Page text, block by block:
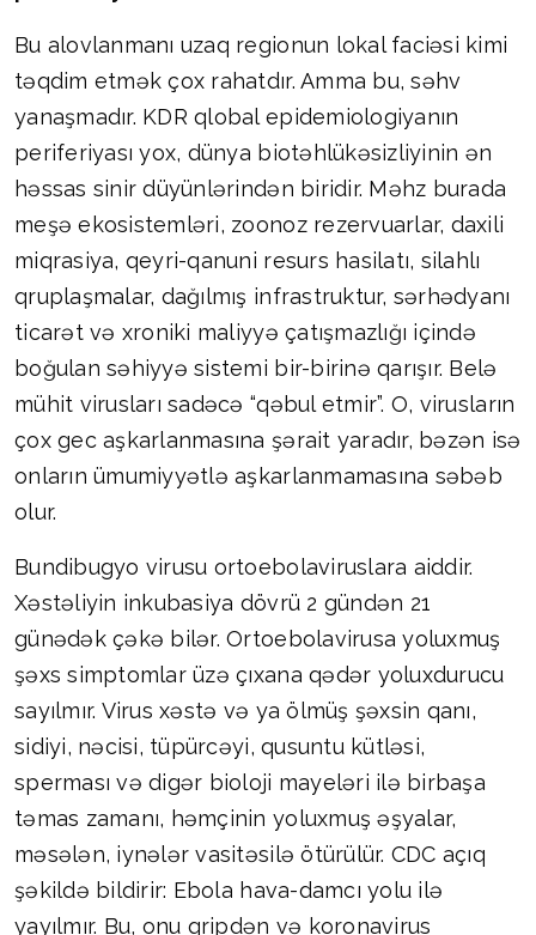
Bu alovlanmanı uzaq regionun lokal faciəsi kimi
təqdim etmək çox rahatdır. Amma bu, səhv
yanaşmadır. KDR qlobal epidemiologiyanın
periferiyası yox, dünya biotəhlükəsizliyinin ən
həssas sinir düyünlərindən biridir. Məhz burada
meşə ekosistemləri, zoonoz rezervuarlar, daxili
miqrasiya, qeyri-qanuni resurs hasilatı, silahlı
qruplaşmalar, dağılmış infrastruktur, sərhədyanı
ticarət və xroniki maliyyə çatışmazlığı içində
boğulan səhiyyə sistemi bir-birinə qarışır. Belə
mühit virusları sadəcə “qəbul etmir”. O, virusların
çox gec aşkarlanmasına şərait yaradır, bəzən isə
onların ümumiyyətlə aşkarlanmamasına səbəb
olur.
Bundibugyo virusu ortoebolaviruslara aiddir.
Xəstəliyin inkubasiya dövrü 2 gündən 21
günədək çəkə bilər. Ortoebolavirusa yoluxmuş
şəxs simptomlar üzə çıxana qədər yoluxdurucu
sayılmır. Virus xəstə və ya ölmüş şəxsin qanı,
sidiyi, nəcisi, tüpürcəyi, qusuntu kütləsi,
sperması və digər bioloji mayeləri ilə birbaşa
təmas zamanı, həmçinin yoluxmuş əşyalar,
məsələn, iynələr vasitəsilə ötürülür. CDC açıq
şəkildə bildirir: Ebola hava-damcı yolu ilə
yayılmır. Bu, onu qripdən və koronavirus